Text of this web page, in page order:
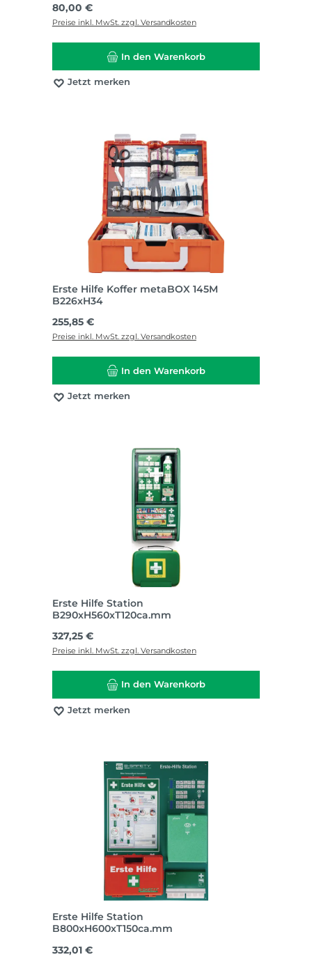
Regulärer Preis:
80,00 €
Preise inkl. MwSt. zzgl. Versandkosten
In den Warenkorb
Jetzt merken
Erste Hilfe Koffer metaBOX 145M
B226xH34
Regulärer Preis:
255,85 €
Preise inkl. MwSt. zzgl. Versandkosten
In den Warenkorb
Jetzt merken
Erste Hilfe Station
B290xH560xT120ca.mm
Regulärer Preis:
327,25 €
Preise inkl. MwSt. zzgl. Versandkosten
In den Warenkorb
Jetzt merken
Erste Hilfe Station
B800xH600xT150ca.mm
Regulärer Preis:
332,01 €